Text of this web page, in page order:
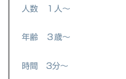
人数 １人～
年齢 ３歳～
時間 3分～